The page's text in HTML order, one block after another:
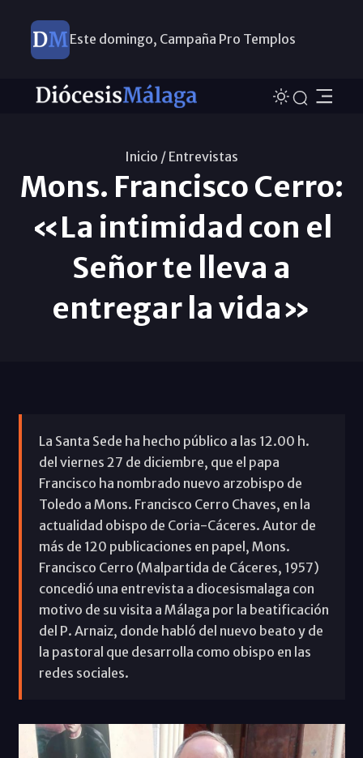
Este domingo, Campaña Pro Templos
Inicio / Entrevistas
Mons. Francisco Cerro:
«La intimidad con el
Señor te lleva a
entregar la vida»
La Santa Sede ha hecho público a las 12.00 h.
del viernes 27 de diciembre, que el papa
Francisco ha nombrado nuevo arzobispo de
Toledo a Mons. Francisco Cerro Chaves, en la
actualidad obispo de Coria-Cáceres. Autor de
más de 120 publicaciones en papel, Mons.
Francisco Cerro (Malpartida de Cáceres, 1957)
concedió una entrevista a diocesismalaga con
motivo de su visita a Málaga por la beatificación
del P. Arnaiz, donde habló del nuevo beato y de
la pastoral que desarrolla como obispo en las
redes sociales.